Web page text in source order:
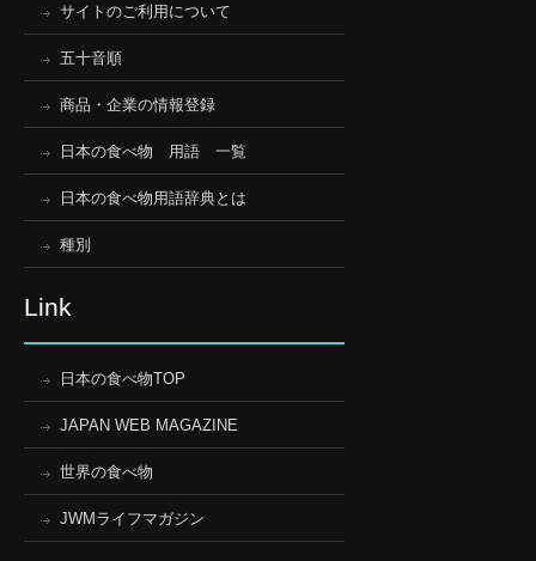
サイトのご利用について
五十音順
商品・企業の情報登録
日本の食べ物 用語 一覧
日本の食べ物用語辞典とは
種別
Link
日本の食べ物TOP
JAPAN WEB MAGAZINE
世界の食べ物
JWMライフマガジン